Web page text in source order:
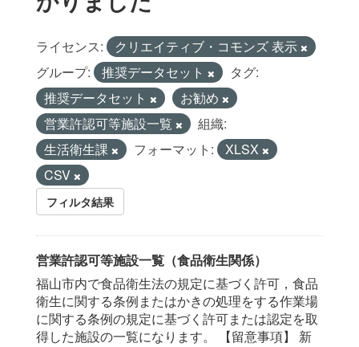
ライセンス:
クリエイティブ・コモンズ 表示
グループ:
推奨データセット
タグ:
推奨データセット
お勧め
営業許認可等施設一覧
組織:
生活衛生課
フォーマット:
XLSX
CSV
フィルタ結果
営業許認可等施設一覧（食品衛生関係）
福山市内で食品衛生法の規定に基づく許可，食品
衛生に関する条例またはかきの処理をする作業場
に関する条例の規定に基づく許可または認定を取
得した施設の一覧になります。 【留意事項】 新